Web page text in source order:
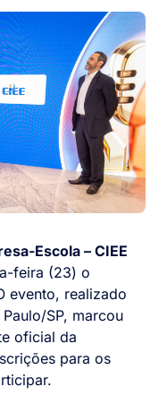
Escola – CIEE
feira (23) o
evento, realizado
SP, marcou
oficial da
para os